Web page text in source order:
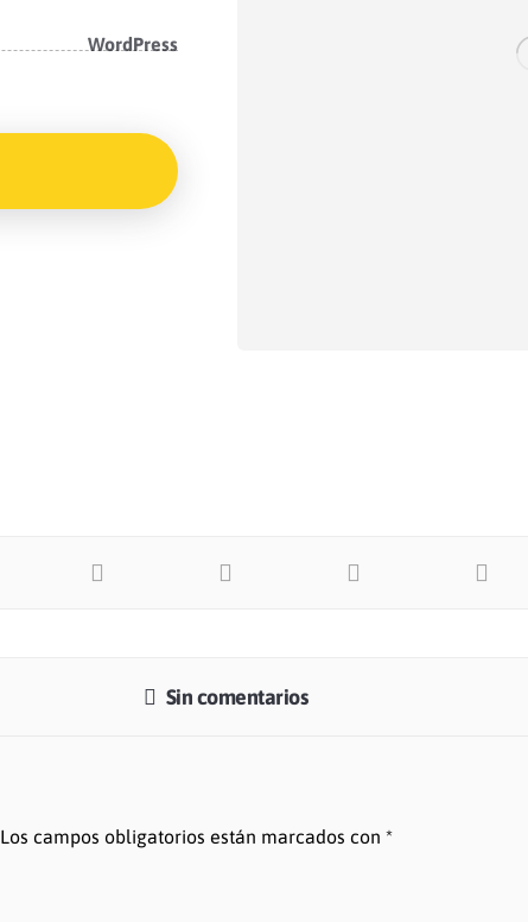
WordPress
Sin comentarios
Los campos obligatorios están marcados con*